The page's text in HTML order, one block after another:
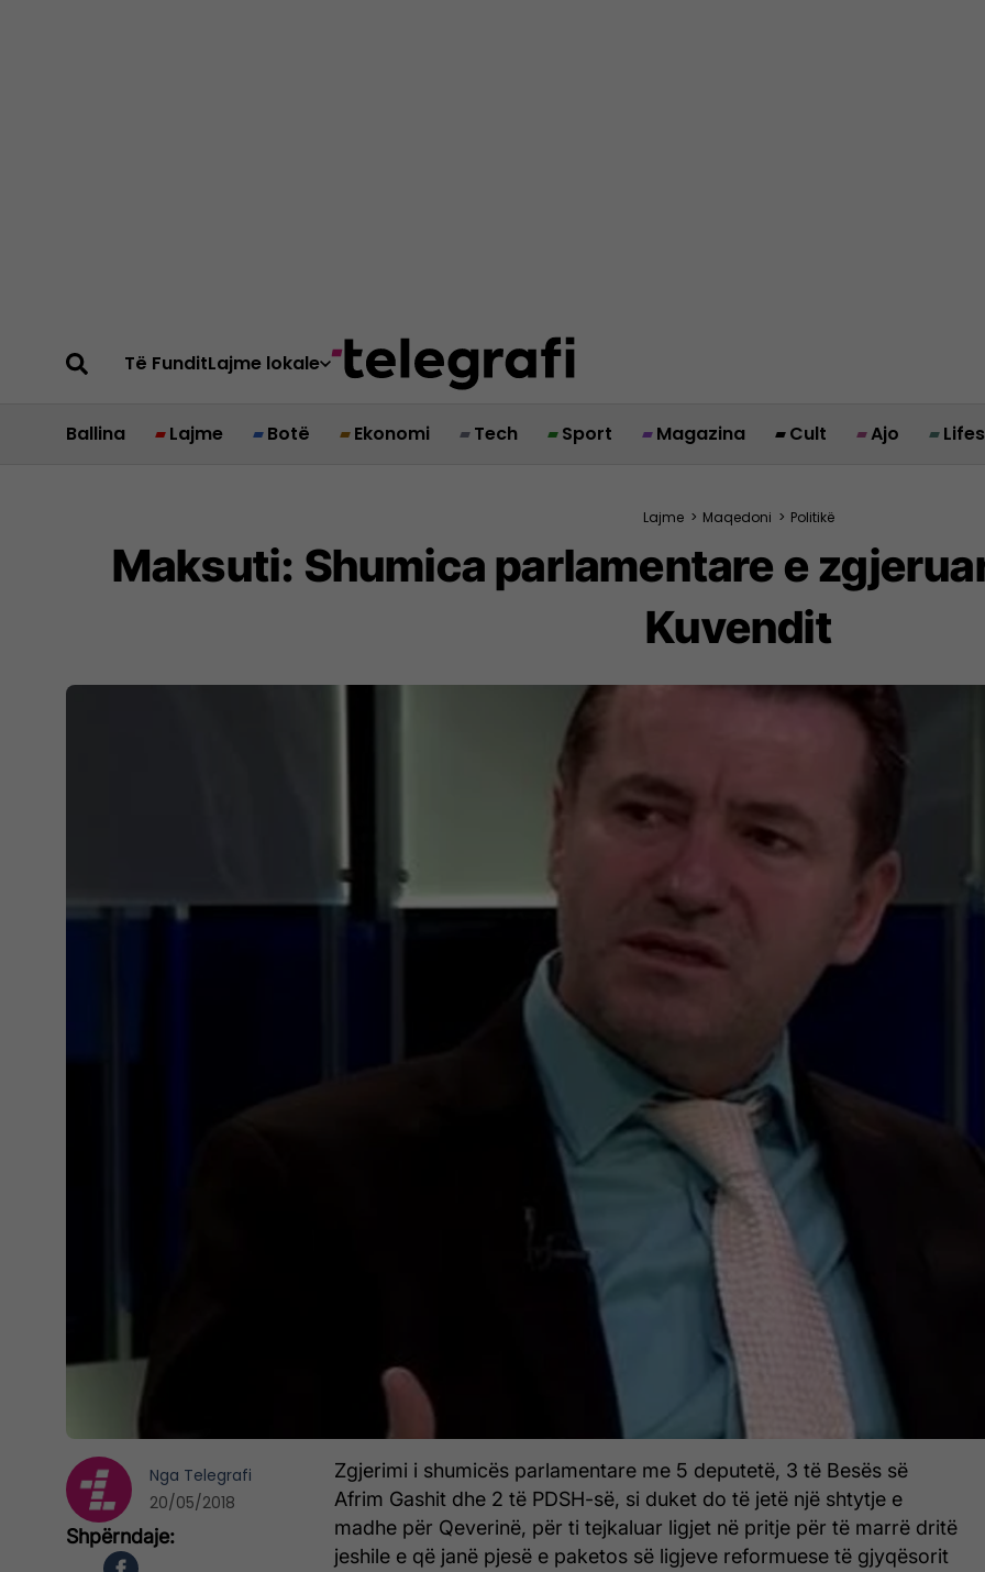
Të FunditLajme lokale
Ballina Lajme Botë Ekonomi Tech Sport Magazina Cult Ajo
Lajme > Maqedoni > Politikë
Maksuti: Shumica parlamentare e
Kuvendit
Zgjerimi i shumicës parlamentare me 5 deputetë, 3 të Besës së
Afrim Gashit dhe 2 të PDSH-së, si duket do të jetë një shtytje e
madhe për Qeverinë, për ti tejkaluar ligjet në pritje për të marrë dritë
jeshile e që janë pjesë e paketos së ligjeve reformuese të gjyqësorit
Nga Telegrafi
20/05/2018